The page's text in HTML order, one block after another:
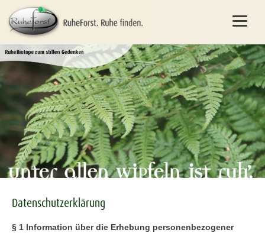
Datenschutzerklärung
§ 1 Information über die Erhebung personenbezogener